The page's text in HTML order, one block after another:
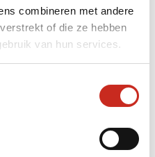
combineren met andere
of die ze hebben
van hun services.
contact met